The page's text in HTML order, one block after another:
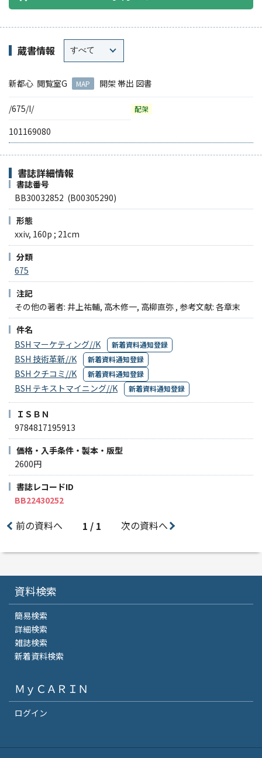
蔵書情報
新都心 閲覧室G MAP 開架 帯出 図書
/675/I/ 配架
101169080
書誌詳細情報
書誌番号
BB30032852 (B00305290)
形態
xxiv, 160p ; 21cm
分類
675
注記
その他の著者: 井上祐輔, 高木修一, 高柳直弥 , 参考文献: 各章末
件名
BSH マーケティング//K
新着資料通知登録
BSH 技術革新//K 新着資料通知登録
BSH クチコミ//K 新着資料通知登録
BSH テキストマイニング//K 新着資料通知登録
ＩＳＢＮ
9784817195913
価格・入手条件・製本・版型
2600円
書誌レコードID
BB22430252
前の資料へ 1 / 1 次の資料へ
資料検索
簡易検索
詳細検索
雑誌検索
新着資料検索
ＭｙＣＡＲＩＮ
ログイン